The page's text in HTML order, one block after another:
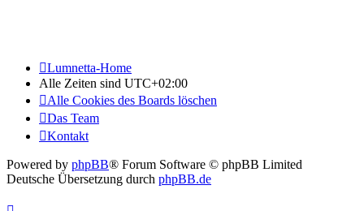
Lumnetta-Home
Alle Zeiten sind UTC+02:00
Alle Cookies des Boards löschen
Das Team
Kontakt
Powered by phpBB® Forum Software © phpBB Limited
Deutsche Übersetzung durch phpBB.de